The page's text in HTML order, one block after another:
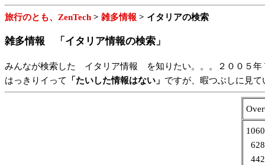
旅行のとも、ZenTech > 雑多情報 > イタリアの検索
雑多情報 「イタリア情報の検索」
みんなが検索した イタリア情報 を知りたい。。。２００５年
はっきりイって
「たいした情報はない」 ですが、暇つぶしに見て